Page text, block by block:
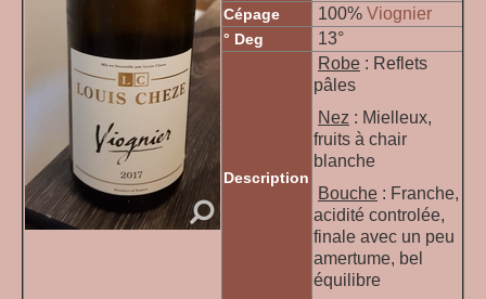
Cépage 100% Viognier
° Deg 13°
Description
Robe : Reflets
pâles
Nez : Mielleux,
fruits à chair
blanche
Bouche : Franche,
acidité controlée,
finale avec un peu
amertume, bel
équilibre